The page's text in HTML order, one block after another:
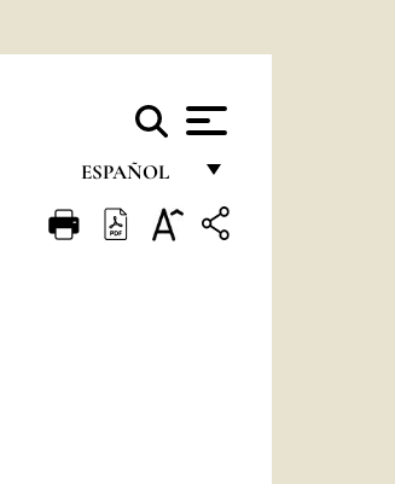
ESPAÑOL
FRANÇAIS